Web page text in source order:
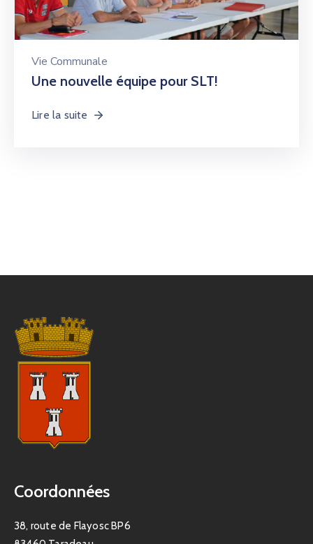
Vie Communale
Une nouvelle équipe pour SLT!
Lire la suite
Coordonnées
38, route de Flayosc BP6